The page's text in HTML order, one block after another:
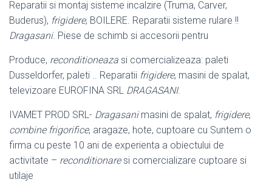
Reparatii si montaj sisteme incalzire (Truma, Carver,
Buderus), frigidere, BOILERE. Reparatii sisteme rulare !!
Dragasani. Piese de schimb si accesorii pentru
Produce, reconditioneaza si comercializeaza: paleti
Dusseldorfer, paleti .. Reparatii frigidere, masini de spalat,
televizoare EUROFINA SRL DRAGASANI.
IVAMET PROD SRL- Dragasanimasini de spalat, frigidere,
combine frigorifice, aragaze, hote, cuptoare cu Suntem o
firma cu peste 10 ani de experienta a obiectului de
activitate – reconditionaresi comercializare cuptoare si
utilaje